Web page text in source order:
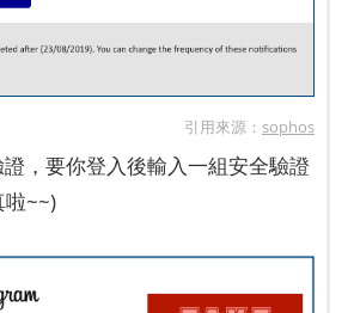
引用來源： sophos
，要你登入後輸入一組安全驗證
啦~~)